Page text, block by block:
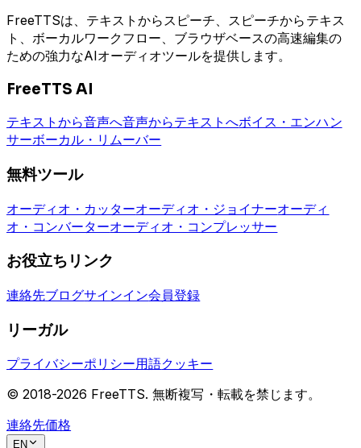
FreeTTSは、テキストからスピーチ、スピーチからテキス
ト、ボーカルワークフロー、ブラウザベースの高速編集の
ための強力なAIオーディオツールを提供します。
FreeTTS AI
テキストから音声へ音声からテキストへボイス・エンハン
サーボーカル・リムーバー
無料ツール
オーディオ・カッターオーディオ・ジョイナーオーディ
オ・コンバーターオーディオ・コンプレッサー
お役立ちリンク
連絡先ブログサインイン会員登録
リーガル
プライバシーポリシー用語クッキー
© 2018-2026 FreeTTS.無断複写・転載を禁じます。
連絡先価格
EN